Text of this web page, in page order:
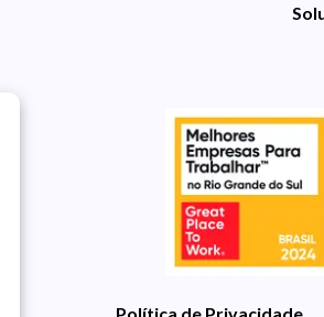
Política de Privacidade